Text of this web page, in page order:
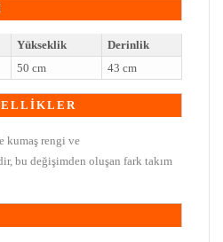
Yükseklik
Derinlik
50 cm 43 cm
kumaş rengi ve
bu değişimden oluşan fark takım